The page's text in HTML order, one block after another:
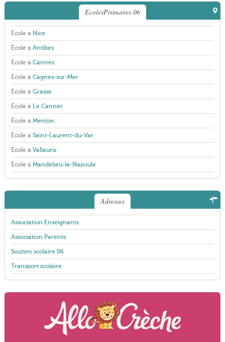
EcolesPrimaires 06
École à Nice
École à Antibes
École à Cannes
École à Cagnes-sur-Mer
École à Grasse
École à Le Cannet
École à Menton
École à Saint-Laurent-du-Var
École à Vallauris
École à Mandelieu-la-Napoule
Adresses
Association Enseignants
Association Parents
Soutien scolaire 06
Transport scolaire